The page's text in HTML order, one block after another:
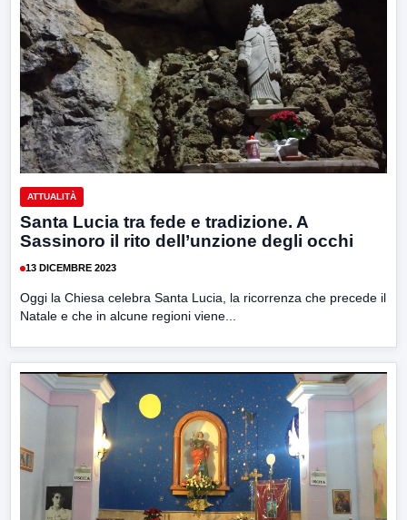
ATTUALITÀ
Santa Lucia tra fede e tradizione. A
Sassinoro il rito dell’unzione degli occhi
13 DICEMBRE 2023
Oggi la Chiesa celebra Santa Lucia, la ricorrenza che precede il
Natale e che in alcune regioni viene...